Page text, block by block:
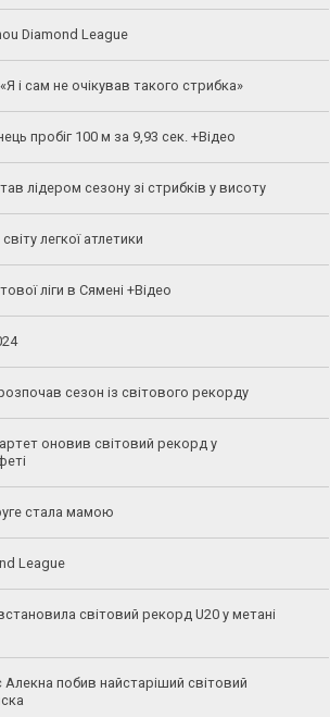
Diamond League
і сам не очікував такого стрибка»
пробіг 100 м за 9,93 сек. +Відео
лідером сезону зі стрибків у висоту
легкої атлетики
ліги в Сямені +Відео
сезон із світового рекорду
оновив світовий рекорд у
стала мамою
League
світовий рекорд U20 у метані
побив найстаріший світовий